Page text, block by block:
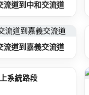
流道到中和交流道
流道到嘉義交流道
系統路段